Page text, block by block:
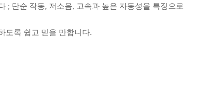
; 단순 작동, 저소음, 고속과 높은 자동성을 특징으로
도록 쉽고 믿을 만합니다.